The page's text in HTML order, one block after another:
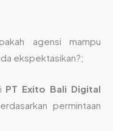
agensi mampu
ekspektasikan?;
PT Exito Bali Digital
permintaan